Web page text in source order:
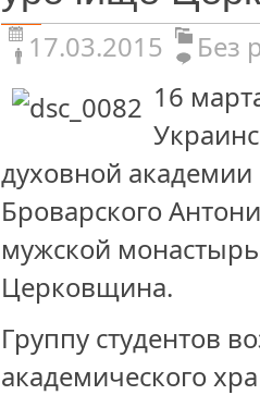
17.03.2015
Без
16
духовной
Броварского
мужской
Церковщина.
Группу студентов
академического